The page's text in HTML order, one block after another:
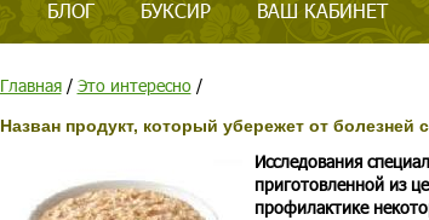
БЛОГ БУКСИР ВАШ КАБИНЕТ
Главная/ Это интересно/
Назван продукт, который убережет от болезней
Исследования
приготовленной из
профилактике